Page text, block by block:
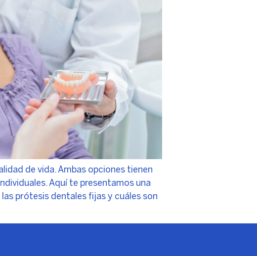
de vida. Ambas opciones tienen
Aquí te presentamos una
prótesis dentales fijas y cuáles son